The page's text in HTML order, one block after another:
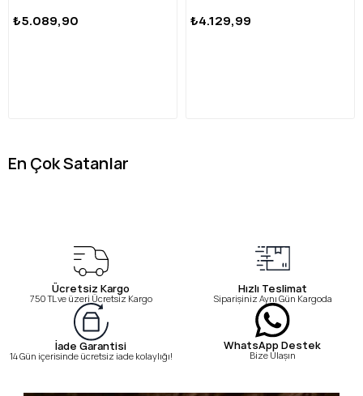
₺5.089,90 ₺4.129,99
En Çok Satanlar
Ücretsiz Kargo
750 TL ve üzeri Ücretsiz Kargo
Hızlı Teslimat
Siparişiniz Aynı Gün Kargoda
İade Garantisi
14 Gün içerisinde ücretsiz iade kolaylığı!
WhatsApp Destek
Bize Ulaşın